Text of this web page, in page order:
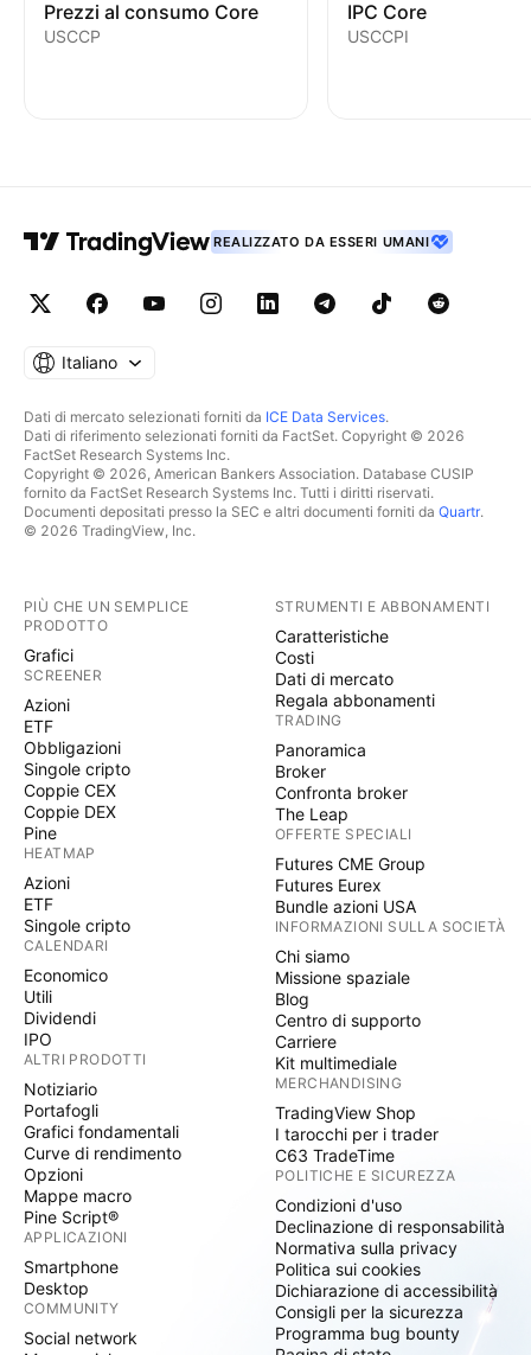
Prezzi al consumo Core
USCCP
IPC Core
USCCPI
REALIZZATO DA ESSERI UMANI
Italiano
Dati di mercato selezionati forniti da ICE Data Services.
Dati di riferimento selezionati forniti da FactSet. Copyright © 2026
FactSet Research Systems Inc.
Copyright © 2026, American Bankers Association. Database CUSIP
fornito da FactSet Research Systems Inc. Tutti i diritti riservati.
Documenti depositati presso la SEC e altri documenti forniti da Quartr.
© 2026 TradingView, Inc.
PIÙ CHE UN SEMPLICE
PRODOTTO
Grafici
SCREENER
Azioni
ETF
Obbligazioni
Singole cripto
Coppie CEX
Coppie DEX
Pine
HEATMAP
Azioni
ETF
Singole cripto
CALENDARI
Economico
Utili
Dividendi
IPO
ALTRI PRODOTTI
Notiziario
Portafogli
Grafici fondamentali
Curve di rendimento
Opzioni
Mappe macro
Pine Script®
APPLICAZIONI
Smartphone
Desktop
COMMUNITY
Social network
STRUMENTI E ABBONAMENTI
Caratteristiche
Costi
Dati di mercato
Regala abbonamenti
TRADING
Panoramica
Broker
Confronta broker
The Leap
OFFERTE SPECIALI
Futures CME Group
Futures Eurex
Bundle azioni USA
INFORMAZIONI SULLA SOCIETÀ
Chi siamo
Missione spaziale
Blog
Centro di supporto
Carriere
Kit multimediale
MERCHANDISING
TradingView Shop
I tarocchi per i trader
C63 TradeTime
POLITICHE E SICUREZZA
Condizioni d'uso
Declinazione di responsabilità
Normativa sulla privacy
Politica sui cookies
Dichiarazione di accessibilità
Consigli per la sicurezza
Programma bug bounty